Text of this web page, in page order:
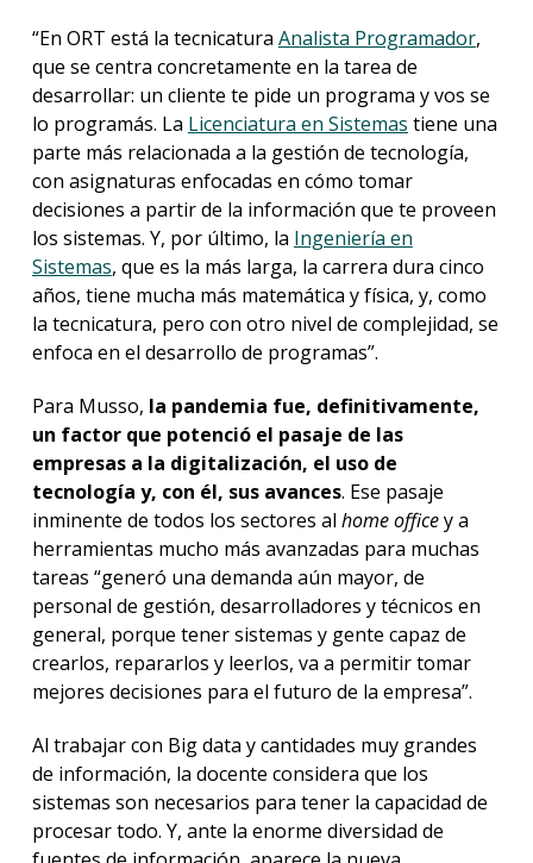
“En ORT está la tecnicatura Analista Programador,
que se centra concretamente en la tarea de
desarrollar: un cliente te pide un programa y vos se
lo programás. La Licenciatura en Sistemas tiene una
parte más relacionada a la gestión de tecnología,
con asignaturas enfocadas en cómo tomar
decisiones a partir de la información que te proveen
los sistemas. Y, por último, la Ingeniería en
Sistemas, que es la más larga, la carrera dura cinco
años, tiene mucha más matemática y física, y, como
la tecnicatura, pero con otro nivel de complejidad, se
enfoca en el desarrollo de programas”.
Para Musso, la pandemia fue, definitivamente,
un factor que potenció el pasaje de las
empresas a la digitalización, el uso de
tecnología y, con él, sus avances. Ese pasaje
inminente de todos los sectores al home officey a
herramientas mucho más avanzadas para muchas
tareas “generó una demanda aún mayor, de
personal de gestión, desarrolladores y técnicos en
general, porque tener sistemas y gente capaz de
crearlos, repararlos y leerlos, va a permitir tomar
mejores decisiones para el futuro de la empresa”.
Al trabajar con Big data y cantidades muy grandes
de información, la docente considera que los
sistemas son necesarios para tener la capacidad de
procesar todo. Y, ante la enorme diversidad de